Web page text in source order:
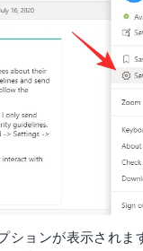
ションが表示されま